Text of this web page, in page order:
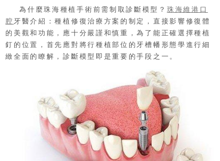
為什麼珠海種植手術前需制取診斷模型？ 珠海維港口
腔 牙醫介紹：種植修復治療方案的制定，直接影響修復體
的美觀和功能，應十分嚴謹和慎重，為了能正確選擇種植
釘的位置，首先應對將行種植部位的牙槽幡形態學進行細
緻全面的瞭解，診斷模型即是重要的手段之一。